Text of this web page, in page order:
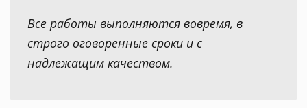
Все работы выполняются вовремя, в
строго оговоренные сроки и с
надлежащим качеством.